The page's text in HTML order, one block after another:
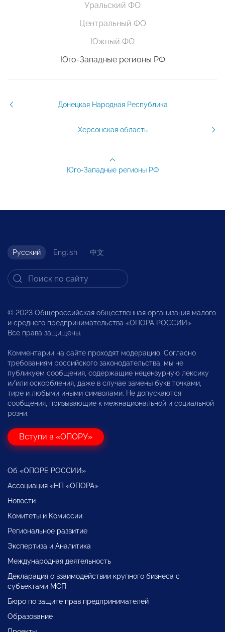
Уральский ФО
Центральный ФО
Южный ФО
Юго-Западные регионы РФ
Донецкая Народная Республика
Херсонская область
Юго-Западные регионы РФ
Русский English 中文
© 2023 Общероссийская общественная организация малого
и среднего предпринимательства «ОПОРА РОССИИ».
Все права защищены.
Комментарии на сайте проходят модерацию. Согласно
требованиям российского законодательства, мы не
публикуем сообщения, содержащие нецензурную лексику
и/или оскорбления, даже в случае замены букв точками,
тире и любыми иными символами. Не допускаются
сообщения, призывающие к межнациональной и социальной
розни.
Вступи в «ОПОРУ»
Об «ОПОРЕ РОССИИ»
Ассоциация «НП «ОПОРА»
Новости
Комитеты и Комиссии
Региональное развитие
Экспертиза и Аналитика
Международная деятельность
Декларация о взаимодействии крупного бизнеса с
субъектами МСП
Бюро по защите прав предпринимателей
Образование